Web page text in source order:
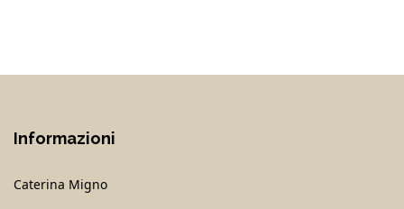
Informazioni
Caterina Migno